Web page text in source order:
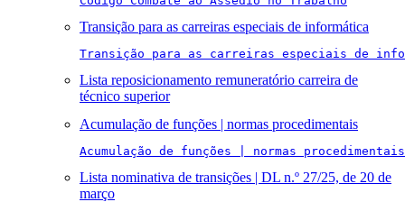
Transição para as carreiras especiais de informática
Transição para as carreiras especiais de
Lista reposicionamento remuneratório carreira de
técnico superior
Acumulação de funções | normas procedimentais
Acumulação de funções | normas procedimentais
Lista nominativa de transições | DL n.º 27/25, de 20 de
março